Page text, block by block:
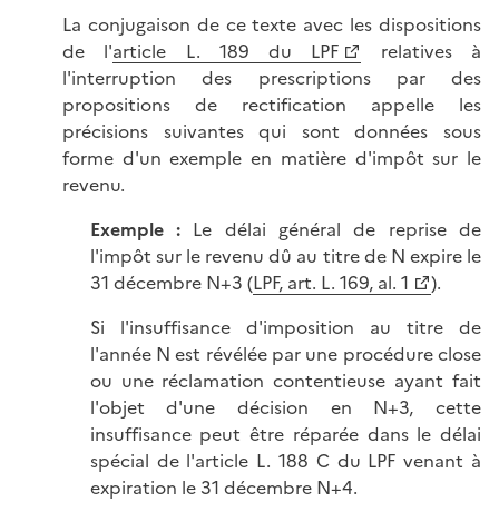
La conjugaison de ce texte avec les dispositions
de l'article L. 189 du LPF
relatives à
l'interruption des prescriptions par des
propositions de rectification appelle les
précisions suivantes qui sont données sous
forme d'un exemple en matière d'impôt sur le
revenu.
Exemple : Le délai général de reprise de
l'impôt sur le revenu dû au titre de N expire le
31 décembre N+3 (LPF, art. L. 169, al. 1
).
Si l'insuffisance d'imposition au titre de
l'année N est révélée par une procédure close
ou une réclamation contentieuse ayant fait
l'objet d'une décision en N+3, cette
insuffisance peut être réparée dans le délai
spécial de l'article L. 188 C du LPF venant à
expiration le 31 décembre N+4.